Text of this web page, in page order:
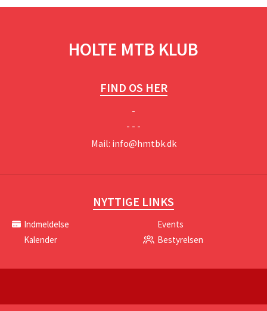
HOLTE MTB KLUB
FIND OS HER
-
- - -
Mail: info@hmtbk.dk
NYTTIGE LINKS
Indmeldelse
Events
Kalender
Bestyrelsen